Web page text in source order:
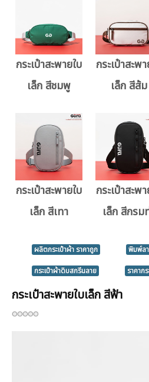
กระเป๋าสะพายใบ
เล็ก สีชมพู
กระเป๋าสะพ
เล็ก สีส้ม
กระเป๋าสะพายใบ
เล็ก สีเทา
กระเป๋าสะพ
เล็ก สีกรม
ผลิตกระเป๋าผ้า ราคาถูก
พิมพ์ลา
กระเป๋าผ้าดิบสกรีนลาย
ราคาก
กระเป๋าสะพายใบเล็ก สีฟ้า